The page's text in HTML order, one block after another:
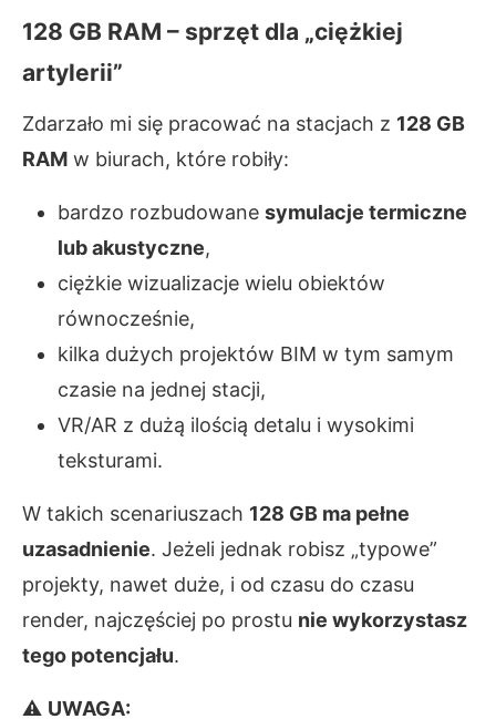
128 GB RAM – sprzęt dla „ciężkiej
artylerii”
Zdarzało mi się pracować na stacjach z 128 GB
RAM w biurach, które robiły:
bardzo rozbudowane symulacje termiczne
lub akustyczne,
ciężkie wizualizacje wielu obiektów
równocześnie,
kilka dużych projektów BIM w tym samym
czasie na jednej stacji,
VR/AR z dużą ilością detalu i wysokimi
teksturami.
W takich scenariuszach 128 GB ma pełne
uzasadnienie. Jeżeli jednak robisz „typowe”
projekty, nawet duże, i od czasu do czasu
render, najczęściej po prostu nie wykorzystasz
tego potencjału.
⚠ UWAGA: